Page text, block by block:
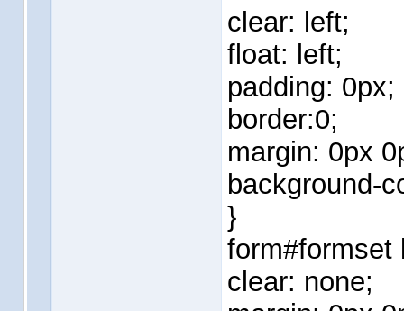
clear: left;
float: left;
padding: 0px;
border:0;
margin: 0px
background-
}
form#formset
clear: none;